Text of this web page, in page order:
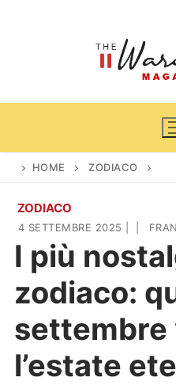
Home
News
Cinema e TV
Casa & Giardino
Arredamento
Piante e fiori
DIY
Lifestyle
HOME ZODIACO
ZODIACO
4 SETTEMBRE 2025
I più
zodiaco:
settembre
l’estate